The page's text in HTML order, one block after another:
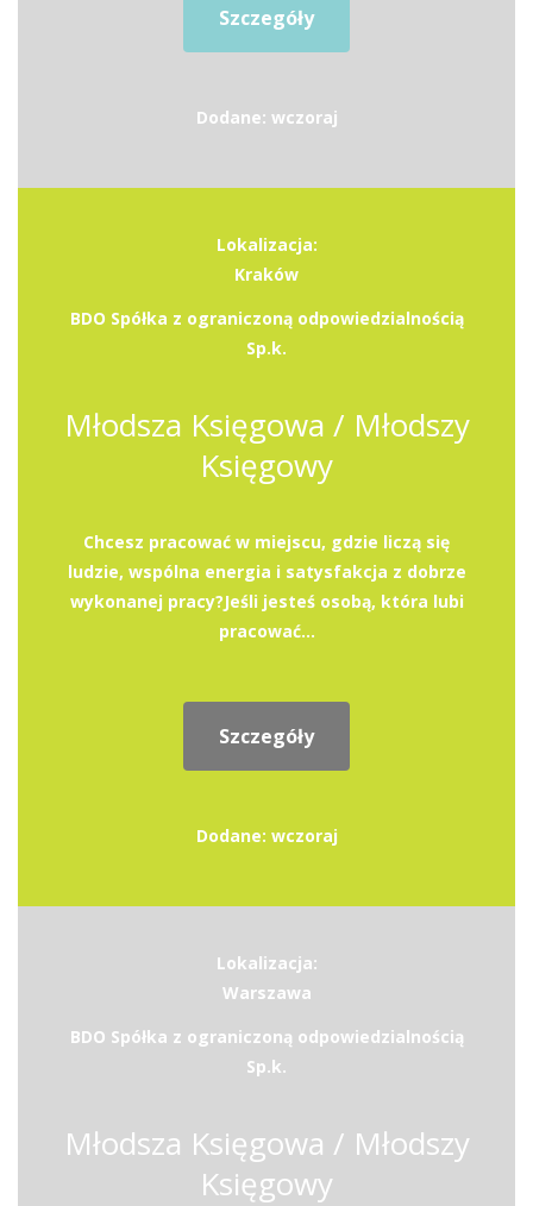
Szczegóły
Dodane: wczoraj
Lokalizacja:
Kraków
BDO Spółka z ograniczoną odpowiedzialnością
Sp.k.
Młodsza Księgowa / Młodszy
Księgowy
Chcesz pracować w miejscu, gdzie liczą się
ludzie, wspólna energia i satysfakcja z dobrze
wykonanej pracy?Jeśli jesteś osobą, która lubi
pracować...
Szczegóły
Dodane: wczoraj
Lokalizacja:
Warszawa
BDO Spółka z ograniczoną odpowiedzialnością
Sp.k.
Młodsza Księgowa / Młodszy
Księgowy